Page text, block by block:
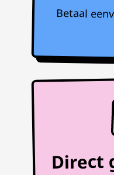
Betaal
Direct